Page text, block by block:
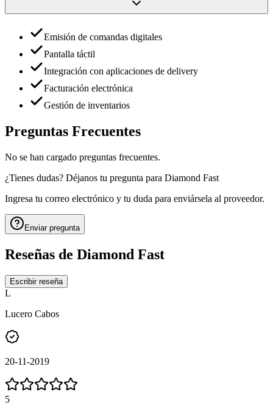
Emisión de comandas digitales
Pantalla táctil
Integración con aplicaciones de delivery
Facturación electrónica
Gestión de inventarios
Preguntas Frecuentes
No se han cargado preguntas frecuentes.
¿Tienes dudas? Déjanos tu pregunta para Diamond Fast
Ingresa tu correo electrónico y tu duda para enviársela al proveedor.
Enviar pregunta
Reseñas de Diamond Fast
Escribir reseña
L
Lucero Cabos
20-11-2019
5